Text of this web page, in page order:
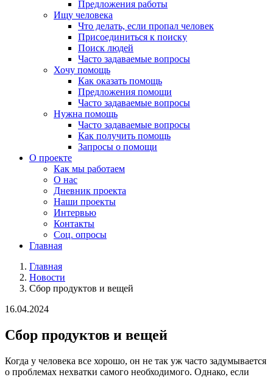
Предложения работы
Ищу человека
Что делать, если пропал человек
Присоединиться к поиску
Поиск людей
Часто задаваемые вопросы
Хочу помощь
Как оказать помощь
Предложения помощи
Часто задаваемые вопросы
Нужна помощь
Часто задаваемые вопросы
Как получить помощь
Запросы о помощи
О проекте
Как мы работаем
О нас
Дневник проекта
Наши проекты
Интервью
Контакты
Соц. опросы
Главная
Главная
Новости
Сбор продуктов и вещей
16.04.2024
Сбор продуктов и вещей
Когда у человека все хорошо, он не так уж часто задумывается
о проблемах нехватки самого необходимого. Однако, если